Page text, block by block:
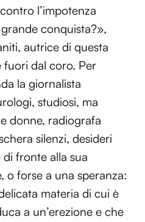
l’impotenza
conquista?»,
autrice di questa
fuori dal coro. Per
la giornalista
studiosi, ma
donne, radiografa
silenzi, desideri
fronte alla sua
o forse a una speranza:
materia di cui è
a un’erezione e che